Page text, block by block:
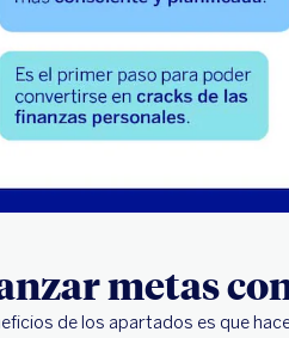
metas
de los apartados es que